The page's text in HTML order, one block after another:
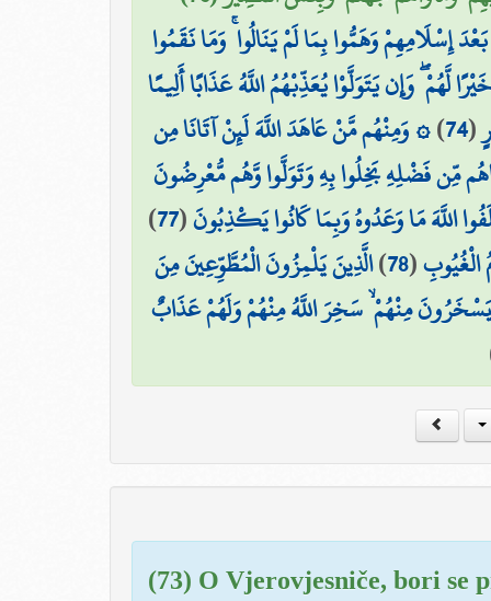
إِسْلَامِهِمْ وَهَمُّوا بِمَا لَمْ يَنَالُوا ۚ وَمَا نَقَمُوا
لَّهُمْ ۖ وَإِن يَتَوَلَّوْا يُعَذِّبْهُمُ اللَّهُ عَذَابًا أَلِيمًا
(
74
)۞ وَمِنْهُم مَّنْ عَاهَدَ اللَّهَ لَئِنْ آتَانَا مِن
مِّن فَضْلِهِ بَخِلُوا بِهِ وَتَوَلَّوا وَّهُم مُّعْرِضُونَ
اللَّهَ مَا وَعَدُوهُ وَبِمَا كَانُوا يَكْذِبُونَ(
77
)
الْغُيُوبِ(
78
)الَّذِينَ يَلْمِزُونَ الْمُطَّوِّعِينَ مِنَ
مِنْهُمْ ۙ سَخِرَ اللَّهُ مِنْهُمْ وَلَهُمْ عَذَابٌ
(73) O Vjerovjesniče, bori